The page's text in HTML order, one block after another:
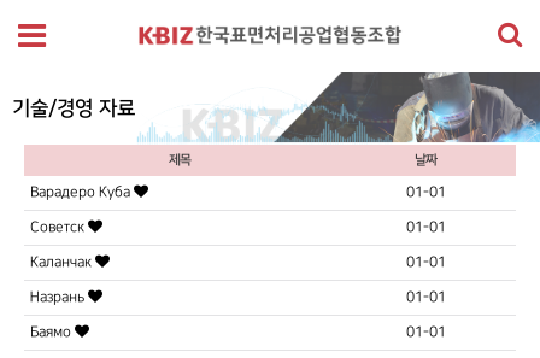
기술/경영 자료
제목 날짜
Варадеро Куба 01-01
Советск 01-01
Каланчак 01-01
Назрань 01-01
Баямо 01-01